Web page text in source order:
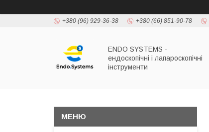
+380 (96) 929-36-38 +380 (66) 851-90-78
ENDO SYSTEMS -
ендоскопічні і лапароскопічні
інструменти